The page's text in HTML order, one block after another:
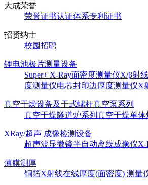
大成荣誉
荣誉证书认证体系专利证书
招贤纳士
校园招聘
锂电池极片测量设备
Super+ X-Ray面密度测量仪X/β射
度测量仪电芯封印边厚度测量仪X
真空干燥设备及干式螺杆真空泵系列
真空干燥隧道炉系列 真空干燥单体
XRay/超声 成像检测设备
超声波显微镜半自动离线成像仪X-
薄膜测厚
铜箔X射线在线厚度(面密度) 测量